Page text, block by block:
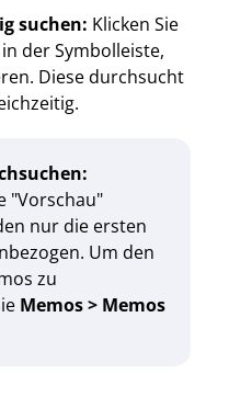
suchen: Klicken Sie
in der Symbolleiste,
Diese durchsucht
"Vorschau"
nur die ersten
Um den
zu
Memos > Memos